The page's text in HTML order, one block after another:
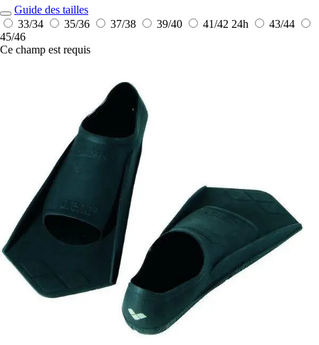
Guide des tailles
33/34
35/36 37/38 39/40 41/42 24h
43/44
45/46
Ce champ est requis